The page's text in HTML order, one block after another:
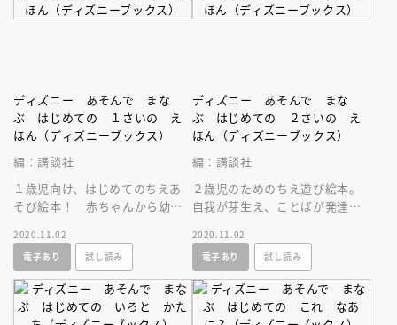
ディズニー あそんで まな
ぶ はじめての １さいの え
ほん（ディズニーブックス）
編：講談社
１歳児向け、はじめてのちえあ
そび絵本！ 赤ちゃんから幼児
プレゼントにもぴったり！ 記
念の１冊に。
2020.11.02
電子あり
試し読み
ディズニー あそんで まな
ぶ はじめての ２さいの え
ほん（ディズニーブックス）
編：講談社
２歳児のためのちえ遊び絵本。
自我が芽生え、ことばが発達す
す。楽しく遊びながら集中力を
高めます。
2020.11.02
電子あり
試し読み